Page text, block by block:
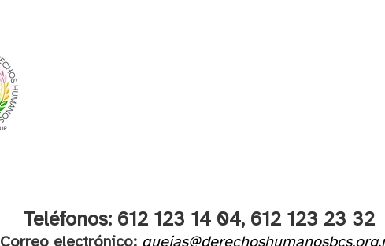
Teléfonos: 612 123 14 04, 612 123 23 32
Correo electrónico: